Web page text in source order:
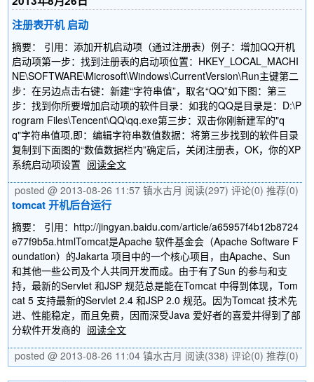
注册表开机 启动
摘要： 引用：添加开机启动项（通过注册表）例子：增加QQ开机
启动项第一步：找到注册表的启动项位置：HKEY_LOCAL_MACHI
NE\SOFTWARE\Microsoft\Windows\CurrentVersion\Run主键第二
步：在另边点击右键：新建“字符串值”，取名“QQ”如下图：第三
步：找到你所要增加启动项的软件目录：如我的QQ是目录是：D:\P
rogram Files\Tencent\QQ\qq.exe第三步：双击你刚新建军的"q
q"字符串值项,即：编辑字符串数值数据：将第三步找到的软件目录
复制到下面图的“数值数据栏内”确定后，关闭注册表，OK，你的XP
系统启动项设置 阅读全文
posted @ 2013-08-26 11:57 镇水古月 阅读(297) 评论(0) 推荐(0)
tomcat 开机后台运行
摘要： 引用：http://jingyan.baidu.com/article/a65957f4b12b8724
e77f9b5a.htmlTomcat是Apache 软件基金会（Apache Software F
oundation）的Jakarta 项目中的一个核心项目，由Apache、Sun
和其他一些公司及个人共同开发而成。由于有了Sun 的参与和支
持，最新的Servlet 和JSP 规范总是能在Tomcat 中得到体现，Tom
cat 5 支持最新的Servlet 2.4 和JSP 2.0 规范。因为Tomcat 技术先
进、性能稳定，而且免费，因而深受Java 爱好者的喜爱并得到了部
分软件开发商的 阅读全文
posted @ 2013-08-26 11:04 镇水古月 阅读(338) 评论(0) 推荐(0)